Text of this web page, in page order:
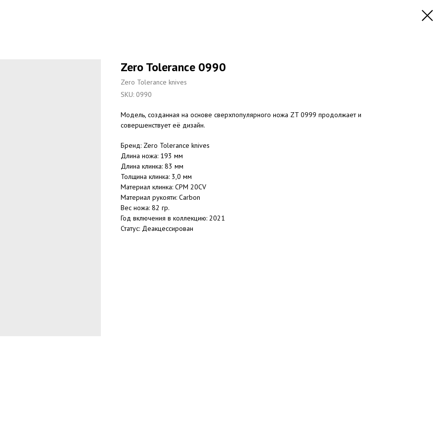
Zero Tolerance 0990
Zero Tolerance knives
SKU: 0990
Модель, созданная на основе сверхпопулярного ножа ZT 0999 продолжает и
совершенствует её дизайн.
Бренд: Zero Tolerance knives
Длина ножа: 193 мм
Длина клинка: 83 мм
Толщина клинка: 3,0 мм
Материал клинка: CPM 20CV
Материал рукояти: Carbon
Вес ножа: 82 гр.
Год включения в коллекцию: 2021
Статус: Деакцессирован